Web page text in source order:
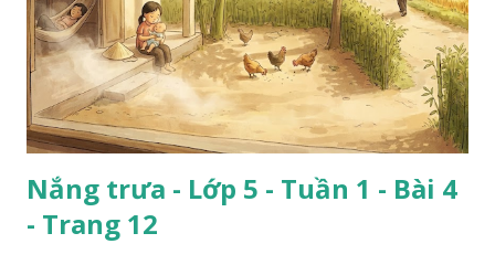
Nắng trưa - Lớp 5 - Tuần 1 - Bài 4
- Trang 12